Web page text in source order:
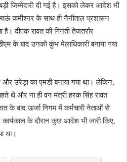
जिम्मेदारी दी गई है। इसको लेकर आदेश भी
कमीश्नर के साथ ही नैनीताल प्रशासन
है। दीपक रावत की गिनती तेजतर्रार
के बाद उनको कुंभ मेलाधिकारी बनाया गया
उरेड़ा का एमडी बनाया गया था। लेकिन,
थे और ना ही वन मंत्री हरक सिंह रावत
के बाद ऊर्जा निगम में कर्मचारी नेताओं से
कार्यकाल के दौरान कुछ आदेश भी जारी किए,
था।